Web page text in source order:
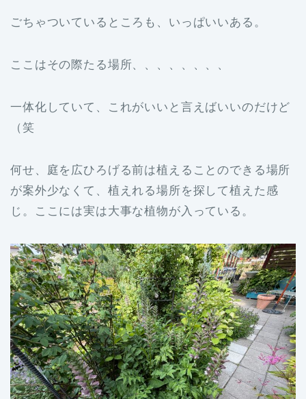
ごちゃついているところも、いっぱいいある。
ここはその際たる場所、、、、、、、、
一体化していて、これがいいと言えばいいのだけど
（笑
何せ、庭を広ひろげる前は植えることのできる場所
が案外少なくて、植えれる場所を探して植えた感
じ。ここには実は大事な植物が入っている。